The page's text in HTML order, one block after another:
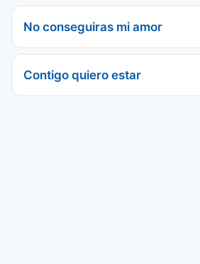
No conseguiras mi amor
Contigo quiero estar